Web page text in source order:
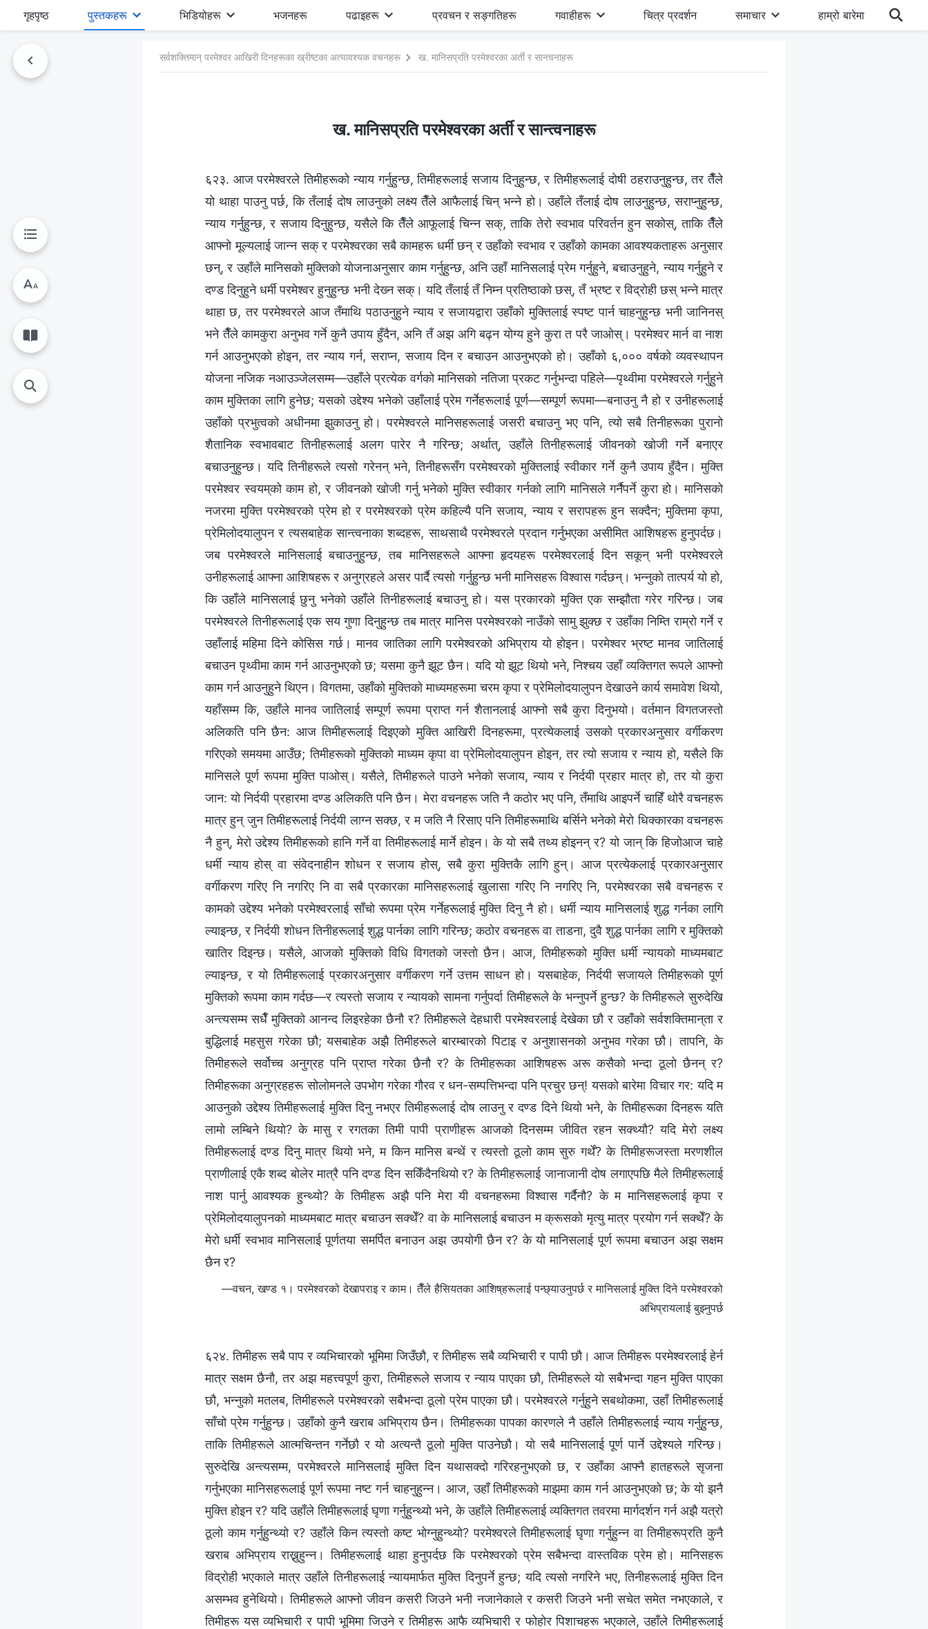
गृहपृष्ठ पुस्तकहरू भिडियोहरू भजनहरू पढाइहरू प्रवचन र सङ्गतिहरू गवाहीहरू चित्र प्रदर्शन समाचार हाम्रो बारेमा
सर्वशक्तिमान्‌ परमेश्‍वर आखिरी दिनहरूका ख्रीष्टका अत्यावश्यक वचनहरू ख. मानिसप्रति परमेश्‍वरका अर्ती र सान्त्वनाहरू
ख. मानिसप्रति परमेश्‍वरका अर्ती र सान्त्वनाहरू
६२३. आज परमेश्‍वरले तिमीहरूको न्याय गर्नुहुन्छ, तिमीहरूलाई सजाय दिनुहुन्छ, र तिमीहरूलाई दोषी ठहराउनुहुन्छ, तर तैँले
यो थाहा पाउनु पर्छ, कि तँलाई दोष लाउनुको लक्ष्य तैँले आफैलाई चिन् भन्‍ने हो। उहाँले तँलाई दोष लाउनुहुन्छ, सराप्नुहुन्छ,
न्याय गर्नुहुन्छ, र सजाय दिनुहुन्छ, यसैले कि तैँले आफूलाई चिन्‍न सक्, ताकि तेरो स्वभाव परिवर्तन हुन सकोस्, ताकि तैँले
आफ्‍नो मूल्यलाई जान्‍न सक् र परमेश्‍वरका सबै कामहरू धर्मी छन् र उहाँको स्वभाव र उहाँको कामका आवश्यकताहरू अनुसार
छन्, र उहाँले मानिसको मुक्तिको योजनाअनुसार काम गर्नुहुन्छ, अनि उहाँ मानिसलाई प्रेम गर्नुहुने, बचाउनुहुने, न्याय गर्नुहुने र
दण्ड दिनुहुने धर्मी परमेश्‍वर हुनुहुन्छ भनी देख्‍न सक्। यदि तँलाई तँ निम्न प्रतिष्ठाको छस्, तँ भ्रष्ट र विद्रोही छस् भन्‍ने मात्र
थाहा छ, तर परमेश्‍वरले आज तँमाथि पठाउनुहुने न्याय र सजायद्वारा उहाँको मुक्तिलाई स्पष्ट पार्न चाहनुहुन्छ भनी जानिनस्
भने तैँले कामकुरा अनुभव गर्ने कुनै उपाय हुँदैन, अनि तँ अझ अगि बढ्न योग्य हुने कुरा त परै जाओस्। परमेश्‍वर मार्न वा नाश
गर्न आउनुभएको होइन, तर न्याय गर्न, सराप्न, सजाय दिन र बचाउन आउनुभएको हो। उहाँको ६,००० वर्षको व्यवस्थापन
योजना नजिक नआउञ्‍जेलसम्‍म—उहाँले प्रत्येक वर्गको मानिसको नतिजा प्रकट गर्नुभन्दा पहिले—पृथ्वीमा परमेश्‍वरले गर्नुहुने
काम मुक्तिका लागि हुनेछ; यसको उद्देश्य भनेको उहाँलाई प्रेम गर्नेहरूलाई पूर्ण—सम्पूर्ण रूपमा—बनाउनु नै हो र उनीहरूलाई
उहाँको प्रभुत्वको अधीनमा झुकाउनु हो। परमेश्‍वरले मानिसहरूलाई जसरी बचाउनु भए पनि, त्यो सबै तिनीहरूका पुरानो
शैतानिक स्वभावबाट तिनीहरूलाई अलग पारेर नै गरिन्छ; अर्थात्, उहाँले तिनीहरूलाई जीवनको खोजी गर्ने बनाएर
बचाउनुहुन्छ। यदि तिनीहरूले त्यसो गरेनन् भने, तिनीहरूसँग परमेश्‍वरको मुक्तिलाई स्वीकार गर्ने कुनै उपाय हुँदैन। मुक्ति
परमेश्‍वर स्वयम्‌को काम हो, र जीवनको खोजी गर्नु भनेको मुक्ति स्वीकार गर्नको लागि मानिसले गर्नैपर्ने कुरा हो। मानिसको
नजरमा मुक्ति परमेश्‍वरको प्रेम हो र परमेश्‍वरको प्रेम कहिल्यै पनि सजाय, न्याय र सरापहरू हुन सक्दैन; मुक्तिमा कृपा,
प्रेमिलोदयालुपन र त्यसबाहेक सान्त्वनाका शब्दहरू, साथसाथै परमेश्‍वरले प्रदान गर्नुभएका असीमित आशिषहरू हुनुपर्दछ।
जब परमेश्‍वरले मानिसलाई बचाउनुहुन्छ, तब मानिसहरूले आफ्ना हृदयहरू परमेश्‍वरलाई दिन सकून् भनी परमेश्‍वरले
उनीहरूलाई आफ्ना आशिषहरू र अनुग्रहले असर पार्दै त्यसो गर्नुहुन्छ भनी मानिसहरू विश्‍वास गर्दछन्। भन्नुको तात्पर्य यो हो,
कि उहाँले मानिसलाई छुनु भनेको उहाँले तिनीहरूलाई बचाउनु हो। यस प्रकारको मुक्ति एक सम्झौता गरेर गरिन्छ। जब
परमेश्‍वरले तिनीहरूलाई एक सय गुणा दिनुहुन्छ तब मात्र मानिस परमेश्‍वरको नाउँको सामु झुक्छ र उहाँका निम्ति राम्रो गर्ने र
उहाँलाई महिमा दिने कोसिस गर्छ। मानव जातिका लागि परमेश्‍वरको अभिप्राय यो होइन। परमेश्‍वर भ्रष्ट मानव जातिलाई
बचाउन पृथ्वीमा काम गर्न आउनुभएको छ; यसमा कुनै झूट छैन। यदि यो झूट थियो भने, निश्चय उहाँ व्यक्तिगत रूपले आफ्नो
काम गर्न आउनुहुने थिएन। विगतमा, उहाँको मुक्तिको माध्यमहरूमा चरम कृपा र प्रेमिलोदयालुपन देखाउने कार्य समावेश थियो,
यहाँसम्म कि, उहाँले मानव जातिलाई सम्पूर्ण रूपमा प्राप्त गर्न शैतानलाई आफ्नो सबै कुरा दिनुभयो। वर्तमान विगतजस्तो
अलिकति पनि छैन: आज तिमीहरूलाई दिइएको मुक्ति आखिरी दिनहरूमा, प्रत्येकलाई उसको प्रकारअनुसार वर्गीकरण
गरिएको समयमा आउँछ; तिमीहरूको मुक्तिको माध्यम कृपा वा प्रेमिलोदयालुपन होइन, तर त्यो सजाय र न्याय हो, यसैले कि
मानिसले पूर्ण रूपमा मुक्ति पाओस्। यसैले, तिमीहरूले पाउने भनेको सजाय, न्याय र निर्दयी प्रहार मात्र हो, तर यो कुरा
जान: यो निर्दयी प्रहारमा दण्ड अलिकति पनि छैन। मेरा वचनहरू जति नै कठोर भए पनि, तँमाथि आइपर्ने चाहिँ थोरै वचनहरू
मात्र हुन् जुन तिमीहरूलाई निर्दयी लाग्‍न सक्छ, र म जति नै रिसाए पनि तिमीहरूमाथि बर्सिने भनेको मेरो धिक्कारका वचनहरू
नै हुन्, मेरो उद्देश्य तिमीहरूको हानि गर्ने वा तिमीहरूलाई मार्ने होइन। के यो सबै तथ्य होइनन् र? यो जान् कि हिजोआज चाहे
धर्मी न्याय होस् वा संवेदनाहीन शोधन र सजाय होस्, सबै कुरा मुक्तिकै लागि हुन्। आज प्रत्येकलाई प्रकारअनुसार
वर्गीकरण गरिए नि नगरिए नि वा सबै प्रकारका मानिसहरूलाई खुलासा गरिए नि नगरिए नि, परमेश्‍वरका सबै वचनहरू र
कामको उद्देश्य भनेको परमेश्‍वरलाई साँचो रूपमा प्रेम गर्नेहरूलाई मुक्ति दिनु नै हो। धर्मी न्याय मानिसलाई शुद्ध गर्नका लागि
ल्याइन्छ, र निर्दयी शोधन तिनीहरूलाई शुद्ध पार्नका लागि गरिन्छ; कठोर वचनहरू वा ताडना, दुवै शुद्ध पार्नका लागि र मुक्तिको
खातिर दिइन्छ। यसैले, आजको मुक्तिको विधि विगतको जस्तो छैन। आज, तिमीहरूको मुक्ति धर्मी न्यायको माध्यमबाट
ल्याइन्छ, र यो तिमीहरूलाई प्रकारअनुसार वर्गीकरण गर्ने उत्तम साधन हो। यसबाहेक, निर्दयी सजायले तिमीहरूको पूर्ण
मुक्तिको रूपमा काम गर्दछ—र त्यस्तो सजाय र न्यायको सामना गर्नुपर्दा तिमीहरूले के भन्नुपर्ने हुन्छ? के तिमीहरूले सुरुदेखि
अन्त्यसम्म सधैँ मुक्तिको आनन्द लिइरहेका छैनौ र? तिमीहरूले देहधारी परमेश्‍वरलाई देखेका छौ र उहाँको सर्वशक्तिमान्‌ता र
बुद्धिलाई महसुस गरेका छौ; यसबाहेक अझै तिमीहरूले बारम्बारको पिटाइ र अनुशासनको अनुभव गरेका छौ। तापनि, के
तिमीहरूले सर्वोच्च अनुग्रह पनि प्राप्त गरेका छैनौ र? के तिमीहरूका आशिषहरू अरू कसैको भन्दा ठूलो छैनन् र?
तिमीहरूका अनुग्रहहरू सोलोमनले उपभोग गरेका गौरव र धन-सम्पत्तिभन्दा पनि प्रचुर छन्! यसको बारेमा विचार गर: यदि म
आउनुको उद्देश्य तिमीहरूलाई मुक्ति दिनु नभएर तिमीहरूलाई दोष लाउनु र दण्ड दिने थियो भने, के तिमीहरूका दिनहरू यति
लामो लम्बिने थियो? के मासु र रगतका तिमी पापी प्राणीहरू आजको दिनसम्म जीवित रहन सक्थ्यौ? यदि मेरो लक्ष्य
तिमीहरूलाई दण्ड दिनु मात्र थियो भने, म किन मानिस बन्थें र त्यस्तो ठूलो काम सुरु गर्थें? के तिमीहरूजस्ता मरणशील
प्राणीलाई एकै शब्द बोलेर मात्रै पनि दण्ड दिन सकिँदैनथियो र? के तिमीहरूलाई जानाजानी दोष लगाएपछि मैले तिमीहरूलाई
नाश पार्नु आवश्यक हुन्थ्यो? के तिमीहरू अझै पनि मेरा यी वचनहरूमा विश्‍वास गर्दैनौ? के म मानिसहरूलाई कृपा र
प्रेमिलोदयालुपनको माध्यमबाट मात्र बचाउन सक्थेँ? वा के मानिसलाई बचाउन म क्रूसको मृत्यु मात्र प्रयोग गर्न सक्थेँ? के
मेरो धर्मी स्वभाव मानिसलाई पूर्णतया समर्पित बनाउन अझ उपयोगी छैन र? के यो मानिसलाई पूर्ण रूपमा बचाउन अझ सक्षम
छैन र?
—वचन, खण्ड १। परमेश्‍वरको देखापराइ र काम। तैँले हैसियतका आशिष्‌हरूलाई पन्छ्याउनुपर्छ र मानिसलाई मुक्ति दिने परमेश्‍वरको
अभिप्रायलाई बुझ्‍नुपर्छ
६२४. तिमीहरू सबै पाप र व्यभिचारको भूमिमा जिउँछौ, र तिमीहरू सबै व्यभिचारी र पापी छौ। आज तिमीहरू परमेश्‍वरलाई हेर्न
मात्र सक्षम छैनौ, तर अझ महत्त्वपूर्ण कुरा, तिमीहरूले सजाय र न्याय पाएका छौ, तिमीहरूले यो सबैभन्दा गहन मुक्ति पाएका
छौ, भन्नुको मतलब, तिमीहरूले परमेश्‍वरको सबैभन्दा ठूलो प्रेम पाएका छौ। परमेश्वरले गर्नुहुने सबथोकमा, उहाँ तिमीहरूलाई
साँचो प्रेम गर्नुहुन्छ। उहाँको कुनै खराब अभिप्राय छैन। तिमीहरूका पापका कारणले नै उहाँले तिमीहरूलाई न्याय गर्नुहुन्छ,
ताकि तिमीहरूले आत्मचिन्तन गर्नेछौ र यो अत्यन्तै ठूलो मुक्ति पाउनेछौ। यो सबै मानिसलाई पूर्ण पार्ने उद्देश्यले गरिन्छ।
सुरुदेखि अन्त्यसम्म, परमेश्‍वरले मानिसलाई मुक्ति दिन यथासक्दो गरिरहनुभएको छ, र उहाँका आफ्नै हातहरूले सृजना
गर्नुभएका मानिसहरूलाई पूर्ण रूपमा नष्ट गर्न चाहनुहुन्न। आज, उहाँ तिमीहरूको माझमा काम गर्न आउनुभएको छ; के यो झनै
मुक्ति होइन र? यदि उहाँले तिमीहरूलाई घृणा गर्नुहुन्थ्यो भने, के उहाँले तिमीहरूलाई व्यक्तिगत तवरमा मार्गदर्शन गर्न अझै यत्रो
ठूलो काम गर्नुहुन्थ्यो र? उहाँले किन त्यस्तो कष्ट भोग्नुहुन्थ्यो? परमेश्‍वरले तिमीहरूलाई घृणा गर्नुहुन्न वा तिमीहरूप्रति कुनै
खराब अभिप्राय राख्नुहुन्न। तिमीहरूलाई थाहा हुनुपर्दछ कि परमेश्‍वरको प्रेम सबैभन्दा वास्तविक प्रेम हो। मानिसहरू
विद्रोही भएकाले मात्र उहाँले तिनीहरूलाई न्यायमार्फत मुक्ति दिनुपर्ने हुन्छ; यदि त्यसो नगरिने भए, तिनीहरूलाई मुक्ति दिन
असम्भव हुनेथियो। तिमीहरूले आफ्नो जीवन कसरी जिउने भनी नजानेकाले र कसरी जिउने भनी सचेत समेत नभएकाले, र
तिमीहरू यस व्यभिचारी र पापी भूमिमा जिउने र तिमीहरू आफै व्यभिचारी र फोहोर पिशाचहरू भएकाले, उहाँले तिमीहरूलाई